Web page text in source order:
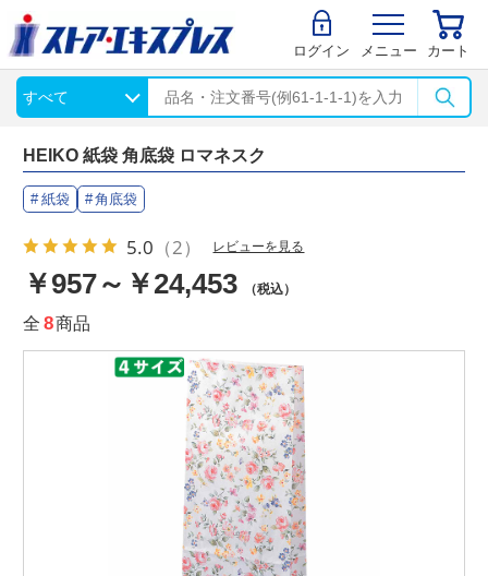
ログイン メニュー カート
HEIKO 紙袋 角底袋 ロマネスク
紙袋 角底袋
5.0 （2） レビューを見る
￥957～￥24,453 （税込）
全 8商品